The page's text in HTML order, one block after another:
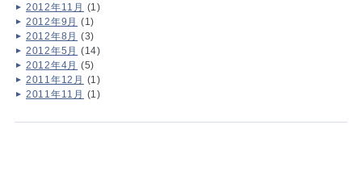
2012年11月 (1)
2012年9月 (1)
2012年8月 (3)
2012年5月 (14)
2012年4月 (5)
2011年12月 (1)
2011年11月 (1)